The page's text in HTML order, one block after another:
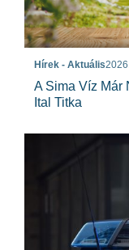
Hírek - Aktuális
A Sima Víz Már
Ital Titka